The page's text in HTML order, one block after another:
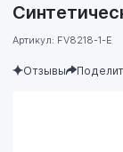
Артикул: FV8218-1-E
Отзывы